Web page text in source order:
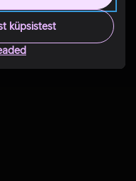
küpsistest